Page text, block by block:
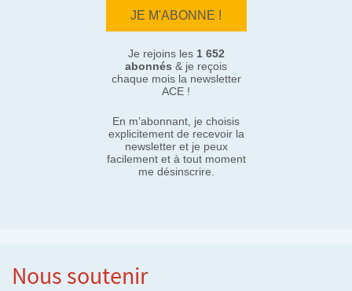
Je rejoins les 1 652
abonnés & je reçois
chaque mois la newsletter
ACE !
En m’abonnant, je choisis
explicitement de recevoir la
newsletter et je peux
facilement et à tout moment
me désinscrire.
Nous soutenir